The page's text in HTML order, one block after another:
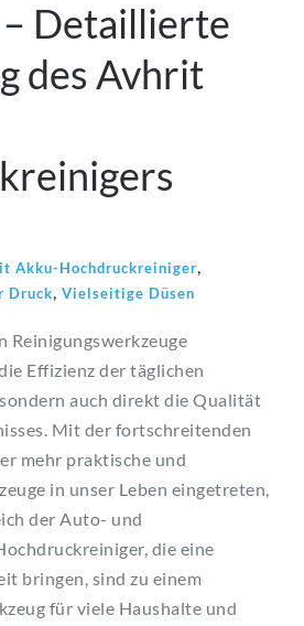
Detaillierte
des Avhrit
Akku-Hochdruckreiniger,
Druck, Vielseitige Düsen
Reinigungswerkzeuge
Effizienz der täglichen
auch direkt die Qualität
Mit der fortschreitenden
mehr praktische und
in unser Leben eingetreten,
der Auto- und
die eine
bringen, sind zu einem
für viele Haushalte und